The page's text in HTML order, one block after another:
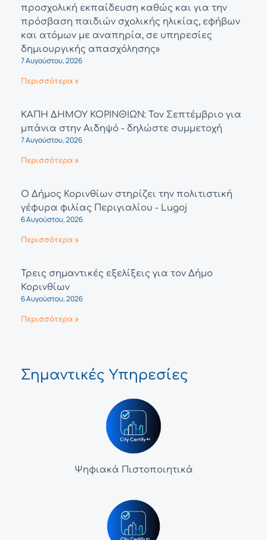
προσχολική εκπαίδευση καθώς και για την
πρόσβαση παιδιών σχολικής ηλικίας, εφήβων
και ατόμων με αναπηρία, σε υπηρεσίες
δημιουργικής απασχόλησης»
7 Αυγούστου, 2026
Περισσότερα »
ΚΑΠΗ ΔΗΜΟΥ ΚΟΡΙΝΘΙΩΝ: Τον Σεπτέμβριο για
μπάνια στην Αιδηψό - δηλώστε συμμετοχή
7 Αυγούστου, 2026
Περισσότερα »
Ο Δήμος Κορινθίων στηρίζει την πολιτιστική
γέφυρα φιλίας Περιγιαλίου - Lugoj
6 Αυγούστου, 2026
Περισσότερα »
Τρεις σημαντικές εξελίξεις για τον Δήμο
Κορινθίων
6 Αυγούστου, 2026
Περισσότερα »
Σημαντικές Υπηρεσίες
Ψηφιακά Πιστοποιητικά